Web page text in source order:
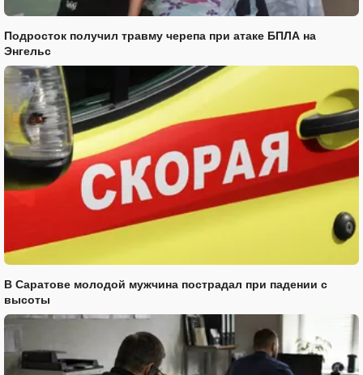
Подросток получил травму черепа при атаке БПЛА на
Энгельс
В Саратове молодой мужчина пострадал при падении с
высоты